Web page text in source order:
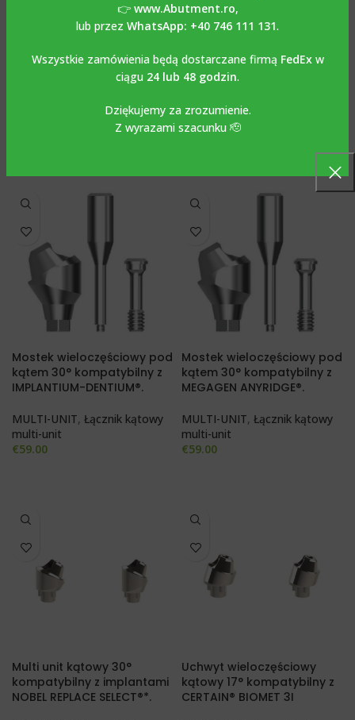
👉 www.Abutment.ro,
lub przez WhatsApp: +40 746 111 131.
Wszystkie zamówienia będą dostarczane firmą FedExw
ciągu 24 lub 48 godzin.
Dziękujemy za zrozumienie.
Z wyrazami szacunku 🫡
Most wielomodułowy pod
implantami NOBEL ACTIVE®*.
kątem 17° kompatybilny z
IMPLANTIUM-DENTIUM®.
MULTI-UNIT
multi-unit
€59.00
Mostek wieloczęściowy pod
kątem 30° kompatybilny z
IMPLANTIUM-DENTIUM®.
MULTI-UNIT, Łącznik kątowy
multi-unit
€59.00
Mostek wieloczęściowy pod
kątem 30° kompatybilny z
MEGAGEN ANYRIDGE®.
MULTI-UNIT, Łącznik kątowy
multi-unit
€59.00
Multi unit kątowy 30°
kompatybilny z implantami
NOBEL REPLACE SELECT®*.
Uchwyt wieloczęściowy
kątowy 17° kompatybilny z
CERTAIN® BIOMET 3I